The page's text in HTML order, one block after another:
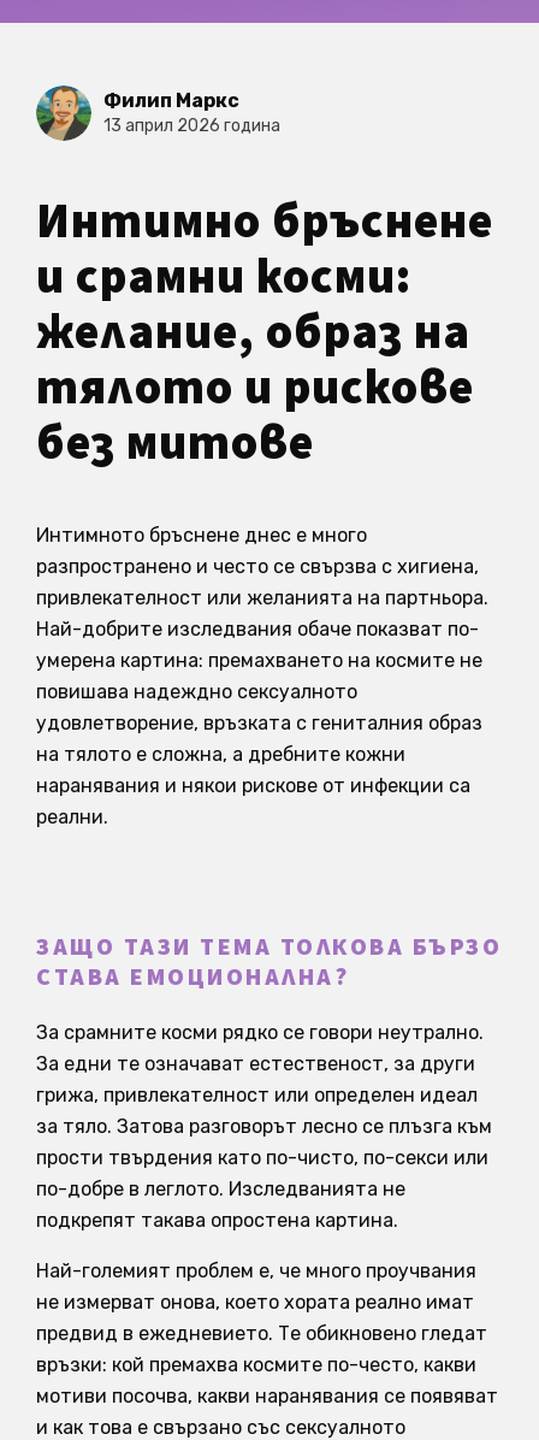
Филип Маркс
13 април 2026 година
Интимно бръснене
и срамни косми:
желание, образ на
тялото и рискове
без митове
Интимното бръснене днес е много
разпространено и често се свързва с хигиена,
привлекателност или желанията на партньора.
Най-добрите изследвания обаче показват по-
умерена картина: премахването на космите не
повишава надеждно сексуалното
удовлетворение, връзката с гениталния образ
на тялото е сложна, а дребните кожни
наранявания и някои рискове от инфекции са
реални.
ЗАЩО ТАЗИ ТЕМА ТОЛКОВА БЪРЗО
СТАВА ЕМОЦИОНАЛНА?
За срамните косми рядко се говори неутрално.
За едни те означават естественост, за други
грижа, привлекателност или определен идеал
за тяло. Затова разговорът лесно се плъзга към
прости твърдения като по-чисто, по-секси или
по-добре в леглото. Изследванията не
подкрепят такава опростена картина.
Най-големият проблем е, че много проучвания
не измерват онова, което хората реално имат
предвид в ежедневието. Те обикновено гледат
връзки: кой премахва космите по-често, какви
мотиви посочва, какви наранявания се появяват
и как това е свързано със сексуалното